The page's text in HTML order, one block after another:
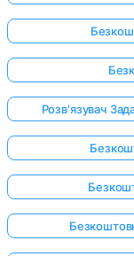
Розв'язувач